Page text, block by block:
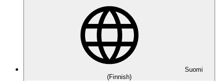
Suomi
(Finnish)